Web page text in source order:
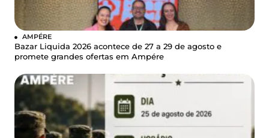
AMPÉRE
Bazar Liquida 2026 acontece de 27 a 29 de agosto e
promete grandes ofertas em Ampére